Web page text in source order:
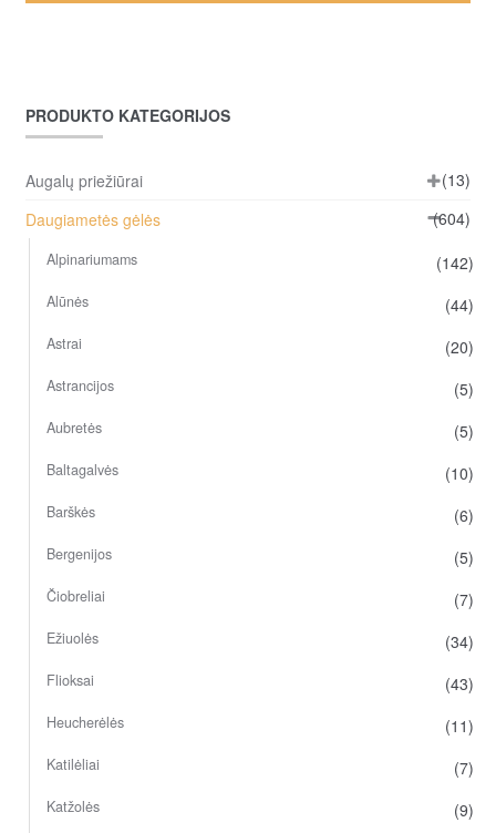
PRODUKTO KATEGORIJOS
Augalų priežiūrai
(13)
Daugiametės gėlės
(604)
Alpinariumams (142)
Alūnės (44)
Astrai (20)
Astrancijos (5)
Aubretės (5)
Baltagalvės (10)
Barškės (6)
Bergenijos (5)
Čiobreliai (7)
Ežiuolės (34)
Flioksai (43)
Heucherėlės (11)
Katilėliai (7)
Katžolės (9)